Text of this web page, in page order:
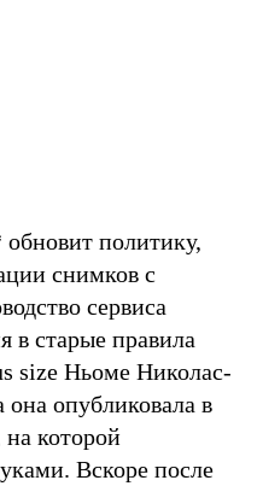
обновит политику,
снимков с
сервиса
в старые правила
size Ньоме Николас-
она опубликовала в
которой
Вскоре после